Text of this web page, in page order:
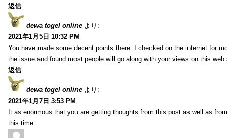
返信
dewa togel online より:
2021年1月5日 10:32 PM
You have made some decent points there. I checked on the internet for
the issue and found most people will go along with your views on this web
返信
dewa togel online より:
2021年1月7日 3:53 PM
It as enormous that you are getting thoughts from this post as well as
this time.